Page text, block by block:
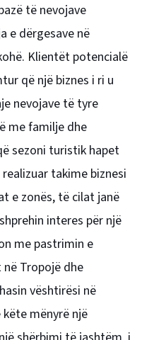
të nevojave
e dërgesave në
Klientët potencialë
që një biznes i ri u
nevojave të tyre
me familje dhe
sezoni turistik hapet
takime biznesi
e zonës, të cilat janë
interes për një
me pastrimin e
Tropojë dhe
vështirësi në
mënyrë një